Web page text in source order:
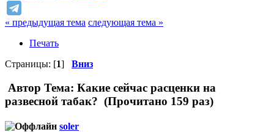
« предыдущая тема следующая тема »
Печать
Страницы: [1] Вниз
Автор Тема: Какие сейчас расценки на
развесной табак? (Прочитано 159 раз)
soler